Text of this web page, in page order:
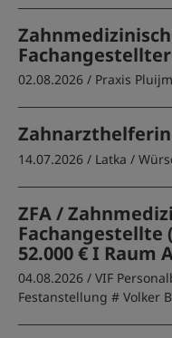
02.08.2026 / Praxis
14.07.2026 / Latka /
ZFA /
Fachangestellte
52.000 € I Raum
04.08.2026 / VIF
Festanstellung # Volker